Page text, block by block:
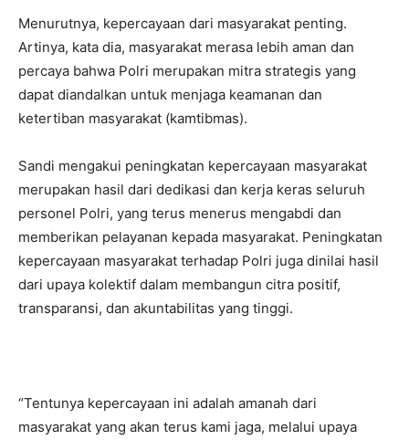
Menurutnya, kepercayaan dari masyarakat penting.
Artinya, kata dia, masyarakat merasa lebih aman dan
percaya bahwa Polri merupakan mitra strategis yang
dapat diandalkan untuk menjaga keamanan dan
ketertiban masyarakat (kamtibmas).
Sandi mengakui peningkatan kepercayaan masyarakat
merupakan hasil dari dedikasi dan kerja keras seluruh
personel Polri, yang terus menerus mengabdi dan
memberikan pelayanan kepada masyarakat. Peningkatan
kepercayaan masyarakat terhadap Polri juga dinilai hasil
dari upaya kolektif dalam membangun citra positif,
transparansi, dan akuntabilitas yang tinggi.
“Tentunya kepercayaan ini adalah amanah dari
masyarakat yang akan terus kami jaga, melalui upaya